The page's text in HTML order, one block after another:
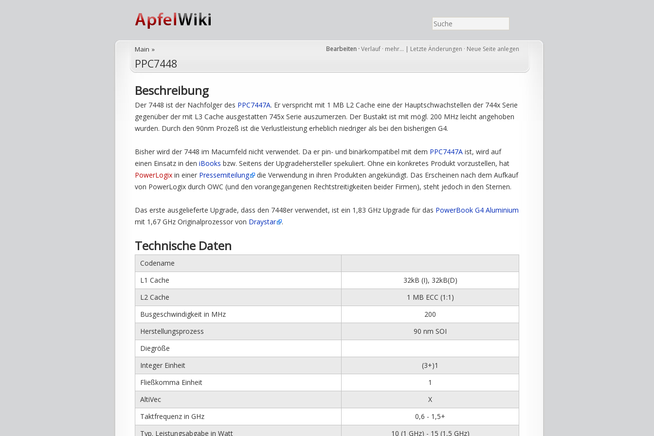
Bearbeiten ·Verlauf · mehr… | Letzte Änderungen · Neue Seite anlegen
Main »
PPC7448
Beschreibung
Der 7448 ist der Nachfolger des PPC7447A. Er verspricht mit 1 MB L2 Cache eine der Hauptschwachstellen der 744x Serie
gegenüber der mit L3 Cache ausgestatten 745x Serie auszumerzen. Der Bustakt ist mit mögl. 200 MHz leicht angehoben
wurden. Durch den 90nm Prozeß ist die Verlustleistung erheblich niedriger als bei den bisherigen G4.
Bisher wird der 7448 im Macumfeld nicht verwendet. Da er pin- und binärkompatibel mit dem PPC7447A ist, wird auf
einen Einsatz in den iBooks bzw. Seitens der Upgradehersteller spekuliert. Ohne ein konkretes Produkt vorzustellen, hat
PowerLogix in einer Pressemiteilung
die Verwendung in ihren Produkten angekündigt. Das Erscheinen nach dem Aufkauf
von PowerLogix durch OWC (und den vorangegangenen Rechtstreitigkeiten beider Firmen), steht jedoch in den Sternen.
Das erste ausgelieferte Upgrade, dass den 7448er verwendet, ist ein 1,83 GHz Upgrade für das PowerBook G4 Aluminium
mit 1,67 GHz Originalprozessor von Draystar .
Technische Daten
Codename
L1 Cache
32kB (I), 32kB(D)
L2 Cache
1 MB ECC (1:1)
Busgeschwindigkeit in MHz
200
Herstellungsprozess
90 nm SOI
Diegröße
Integer Einheit
(3+)1
Fließkomma Einheit
1
AltiVec
X
Taktfrequenz in GHz
0,6 - 1,5+
Typ. Leistungsabgabe in Watt
10 (1 GHz) - 15 (1,5 GHz)